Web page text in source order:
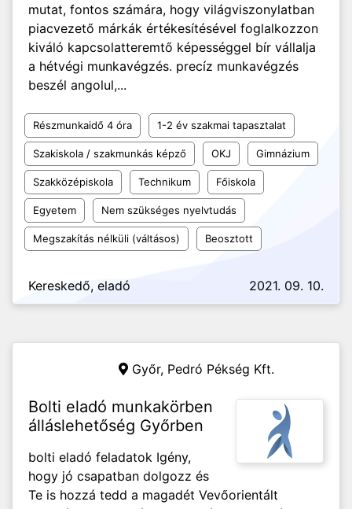
mutat, fontos számára, hogy világviszonylatban
piacvezető márkák értékesítésével foglalkozzon
kiváló kapcsolatteremtő képességgel bír vállalja
a hétvégi munkavégzés. precíz munkavégzés
beszél angolul,...
Részmunkaidő 4 óra 1-2 év szakmai tapasztalat
Szakiskola / szakmunkás képző OKJ Gimnázium
Szakközépiskola Technikum Főiskola
Egyetem Nem szükséges nyelvtudás
Megszakítás nélküli (váltásos) Beosztott
Kereskedő, eladó 2021. 09. 10.
Győr, Pedró Pékség Kft.
Bolti eladó munkakörben
álláslehetőség Győrben
bolti eladó feladatok Igény,
hogy jó csapatban dolgozz és
Te is hozzá tedd a magadét Vevőorientált